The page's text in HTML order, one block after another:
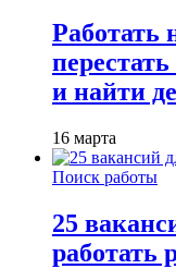
Работать
и найти
16 марта
Поиск работы
25
работать